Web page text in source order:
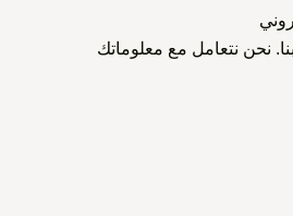
نحن نتعامل مع معلوماتك